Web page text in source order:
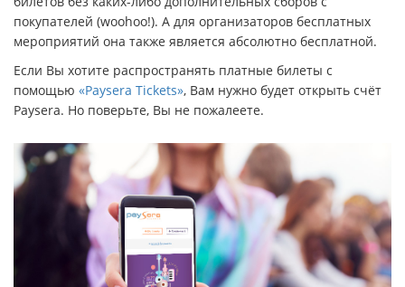
покупателей (woohoo!). А для организаторов бесплатных
мероприятий она также является абсолютно бесплатной.
Если Вы хотите распространять платные билеты с
помощью «Paysera Tickets», Вам нужно будет открыть счёт
Paysera. Но поверьте, Вы не пожалеете.